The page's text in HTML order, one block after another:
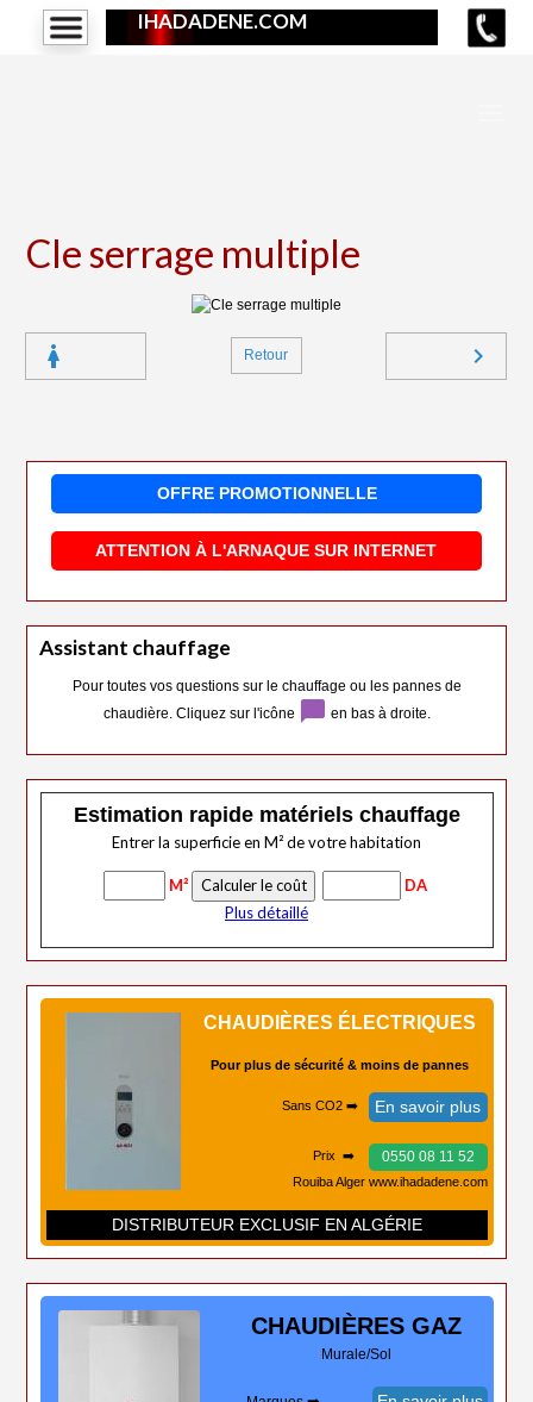
IHADADENE.COM
Cle serrage multiple
Retour
OFFRE PROMOTIONNELLE
ATTENTION À L'ARNAQUE SUR INTERNET
Assistant chauffage
Pour toutes vos questions sur le chauffage ou les pannes de
chaudière. Cliquez sur l'icône
chat_bubble en bas à droite.
Estimation rapide matériels chauffage
Entrer la superficie en M² de votre habitation
M²
DA
Plus détaillé
CHAUDIÈRES ÉLECTRIQUES
Pour plus de sécurité & moins de pannes
Sans CO2 ➡️ En savoir plus
Prix ➡️ 0550 08 11 52
Rouiba Alger www.ihadadene.com
DISTRIBUTEUR EXCLUSIF EN ALGÉRIE
CHAUDIÈRES GAZ
Murale/Sol